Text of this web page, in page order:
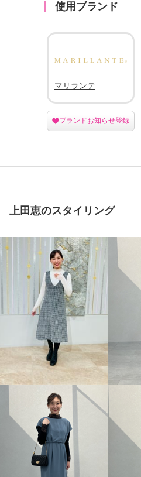
使用ブランド
マリランテ
ブランドお知らせ登録
上田恵のスタイリング